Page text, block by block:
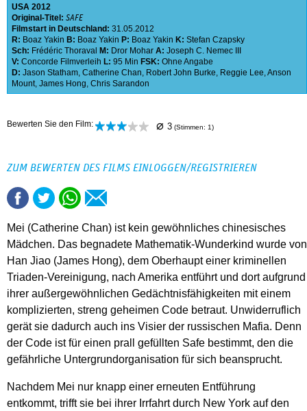
USA 2012
Original-Titel: SAFE
Filmstart in Deutschland: 31.05.2012
R: Boaz Yakin B: Boaz Yakin P: Boaz Yakin K: Stefan Czapsky
Sch: Frédéric Thoraval M: Dror Mohar A: Joseph C. Nemec III
V: Concorde Filmverleih L: 95 Min FSK: Ohne Angabe
D: Jason Statham, Catherine Chan, Robert John Burke, Reggie Lee,Anson
Mount, James Hong, Chris Sarandon
Bewerten Sie den Film: ⌀ 3 (Stimmen: 1)
ZUM BEWERTEN DES FILMS EINLOGGEN/REGISTRIEREN
Mei (Catherine Chan) ist kein gewöhnliches chinesisches
Mädchen. Das begnadete Mathematik-Wunderkind wurde von
Han Jiao (James Hong), dem Oberhaupt einer kriminellen
Triaden-Vereinigung, nach Amerika entführt und dort aufgrund
ihrer außergewöhnlichen Gedächtnisfähigkeiten mit einem
komplizierten, streng geheimen Code betraut. Unwiderruflich
gerät sie dadurch auch ins Visier der russischen Mafia. Denn
der Code ist für einen prall gefüllten Safe bestimmt, den die
gefährliche Untergrundorganisation für sich beansprucht.
Nachdem Mei nur knapp einer erneuten Entführung
entkommt, trifft sie bei ihrer Irrfahrt durch New York auf den